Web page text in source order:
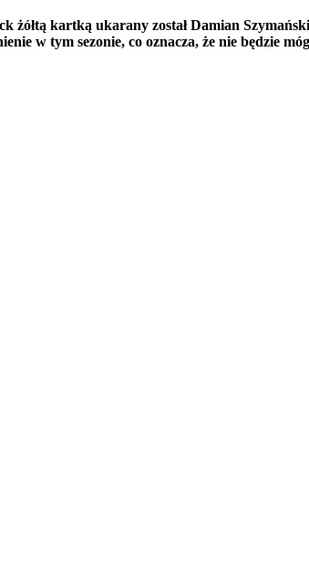
żółtą kartką ukarany został Damian
w tym sezonie, co oznacza, że nie będzie